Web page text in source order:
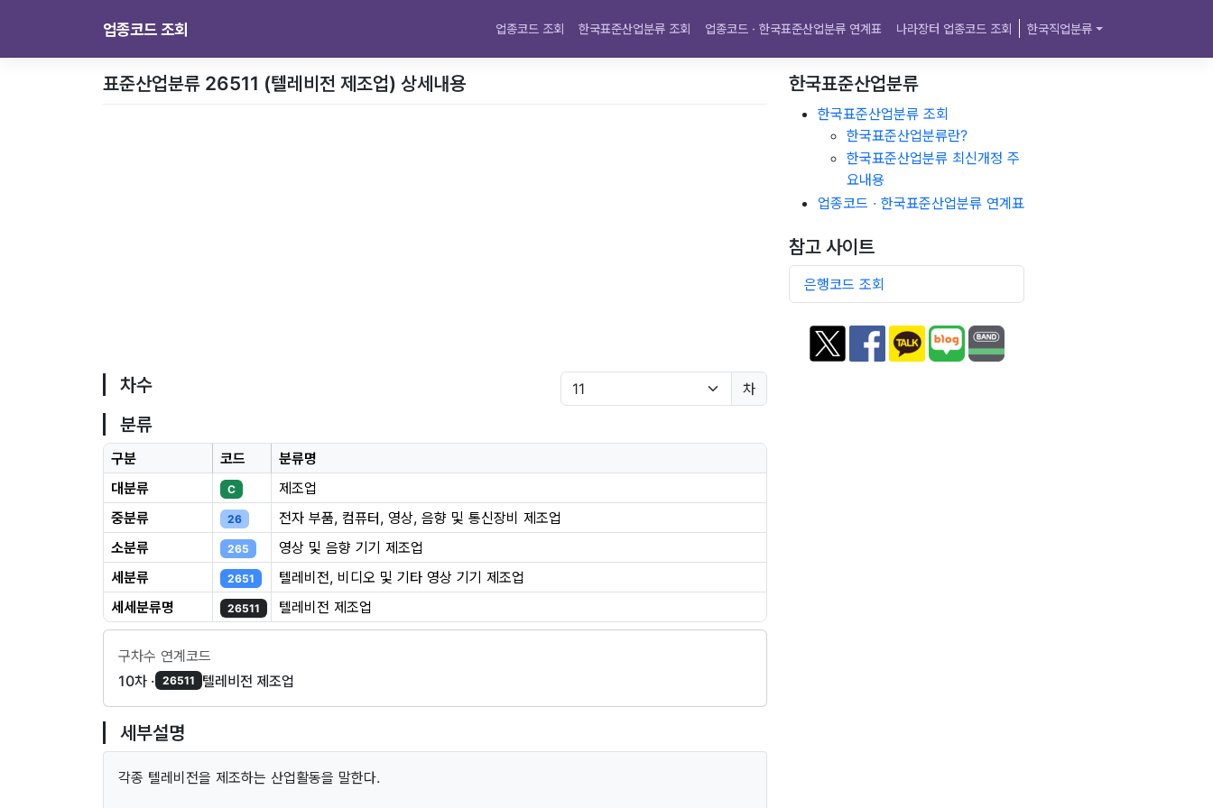
업종코드 조회 업종코드 조회 한국표준산업분류 조회 업종코드 · 한국표준산업분류 연계표 나라장터 업종코드 조회 한국직업분류
표준산업분류 26511 (텔레비전 제조업) 상세내용
차수 차
분류
구분 코드
분류명
대분류
C
제조업
중분류
26
전자 부품, 컴퓨터, 영상, 음향 및 통신장비 제조업
소분류
265
영상 및 음향 기기 제조업
세분류
2651
텔레비전, 비디오 및 기타 영상 기기 제조업
세세분류명
26511 텔레비전 제조업
구차수 연계코드
10차 · 26511 텔레비전 제조업
세부설명
각종 텔레비전을 제조하는 산업활동을 말한다.
한국표준산업분류
한국표준산업분류 조회
한국표준산업분류란?
한국표준산업분류 최신개정 주
요내용
업종코드 · 한국표준산업분류 연계표
참고 사이트
은행코드 조회